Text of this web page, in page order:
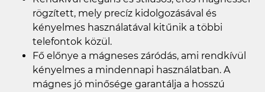
rögzített, mely precíz kidolgozásával és
kényelmes használatával kitűnik a többi
telefontok közül.
Fő előnye a mágneses záródás, ami rendkívül
kényelmes a mindennapi használatban. A
mágnes jó minősége garantálja a hosszú